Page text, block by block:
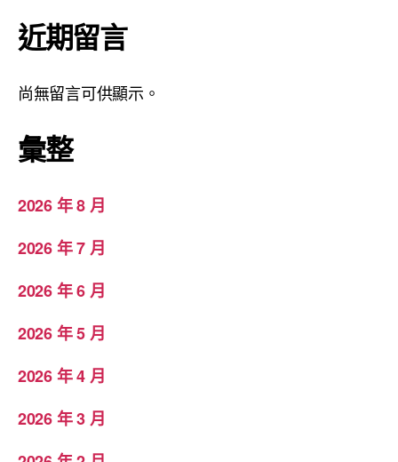
近期留言
尚無留言可供顯示。
彙整
2026 年 8 月
2026 年 7 月
2026 年 6 月
2026 年 5 月
2026 年 4 月
2026 年 3 月